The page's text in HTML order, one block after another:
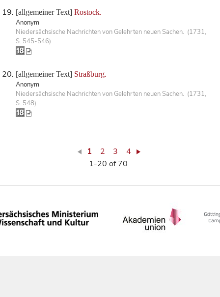
[allgemeiner Text] Rostock.
Anonym
Niedersächsische Nachrichten von Gelehrten neuen Sachen. (1731,
S. 545-546)
[allgemeiner Text] Straßburg.
Anonym
Niedersächsische Nachrichten von Gelehrten neuen Sachen. (1731,
S. 548)
1 2 3
4
1-20 of 70